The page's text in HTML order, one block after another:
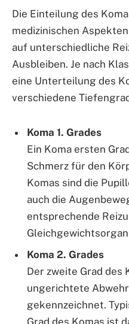
Die Einteilung des
medizinischen
auf unterschiedliche
Ausbleiben. Je nach
eine Unterteilung des
verschiedene
Koma 1. Grades
Ein Koma ersten
Schmerz für den
Komas sind die
auch die
entsprechende
Koma 2. Grades
Der zweite Grad des
ungerichtete
gekennzeichnet.
Grad des Komas ist